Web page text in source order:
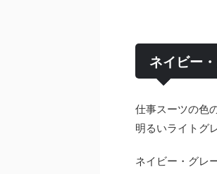
ネイビー
仕事スーツの色
明るいライトグ
ネイビー・グレ